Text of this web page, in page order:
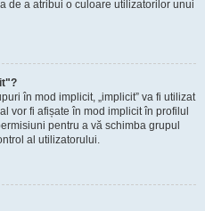
de a atribui o culoare utilizatorilor unui
în mod implicit, „implicit” va fi utilizat
vor fi afișate în mod implicit în profilul
pentru a vă schimba grupul
al utilizatorului.